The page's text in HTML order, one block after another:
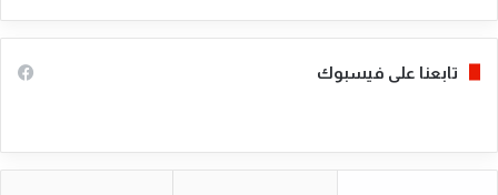
تابعنا على فيسبوك